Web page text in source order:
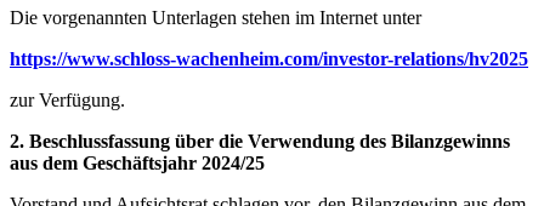
Die vorgenannten Unterlagen stehen im Internet unter
https://www.schloss-wachenheim.com/investor-relations/hv2025
zur Verfügung.
2. Beschlussfassung über die Verwendung des Bilanzgewinns
aus dem Geschäftsjahr 2024/25